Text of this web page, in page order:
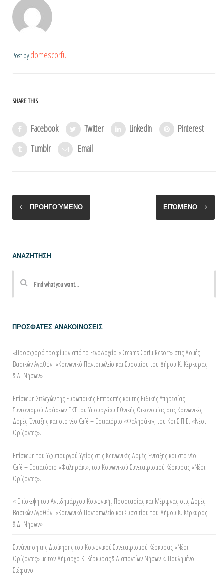
Post bydomescorfu
SHARE THIS
Facebook Twitter LinkedIn
Pinterest
Tumblr
Email
ΠΡΟΗΓΟΎΜΕΝΟ ΕΠΌΜΕΝΟ
ΑΝΑΖΗΤΗΣΗ
ΠΡΟΣΦΑΤΕΣ ΑΝΑΚΟΙΝΩΣΕΙΣ
«Προσφορά τροφίμων από τo Ξενοδοχείο «Dreams Corfu Resort» στις Δομές
Βασικών Αγαθών: «Κοινωνικό Παντοπωλείο και Συσσιτίου του Δήμου Κ. Κέρκυρας
& Δ. Νήσων»
Επίσκεψη Στελεχών της Ευρωπαϊκής Επιτροπής και της Ειδικής Υπηρεσίας
Συντονισμού Δράσεων ΕΚΤ του Υπουργείου Εθνικής Οικονομίας στις Κοινωνικές
Δομές Ένταξης και στο νέο Café – Εστιατόριο «Φαληράκι», του Κοι.Σ.Π.Ε. «Νέοι
Ορίζοντες».
Επίσκεψη του Υφυπουργού Υγείας στις Κοινωνικές Δομές Ένταξης και στο νέο
Café – Εστιατόριο «Φαληράκι», του Κοινωνικού Συνεταιρισμού Κέρκυρας «Νέοι
Ορίζοντες».
« Επίσκεψη του Αντιδημάρχου Κοινωνικής Προστασίας και Μέριμνας στις Δομές
Βασικών Αγαθών: «Κοινωνικό Παντοπωλείο και Συσσιτίου του Δήμου Κ. Κέρκυρας
& Δ. Νήσων»
Συνάντηση της Διοίκησης του Κοινωνικού Συνεταιρισμού Κέρκυρας «Νέοι
Ορίζοντες» με τον Δήμαρχο Κ. Κέρκυρας & Διαποντίων Νήσων κ. Πουλημένο
Στέφανο